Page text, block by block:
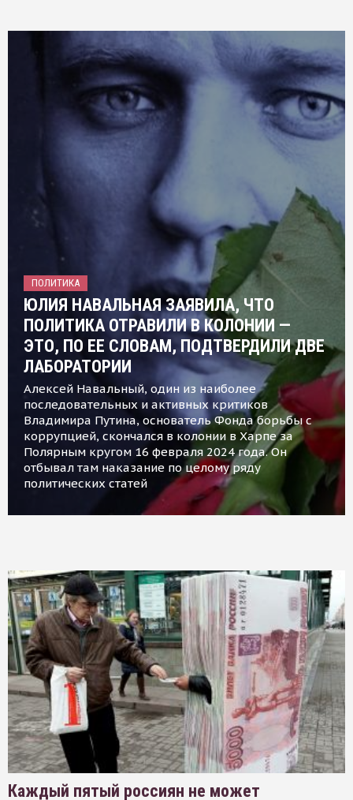
ПОЛИТИКА
ЮЛИЯ НАВАЛЬНАЯ ЗАЯВИЛА, ЧТО
ПОЛИТИКА ОТРАВИЛИ В КОЛОНИИ —
ЭТО, ПО ЕЕ СЛОВАМ, ПОДТВЕРДИЛИ ДВЕ
ЛАБОРАТОРИИ
Алексей Навальный, один из наиболее
последовательных и активных критиков
Владимира Путина, основатель Фонда борьбы с
коррупцией, скончался в колонии в Харпе за
Полярным кругом 16 февраля 2024 года. Он
отбывал там наказание по целому ряду
политических статей
Каждый пятый россиян не может